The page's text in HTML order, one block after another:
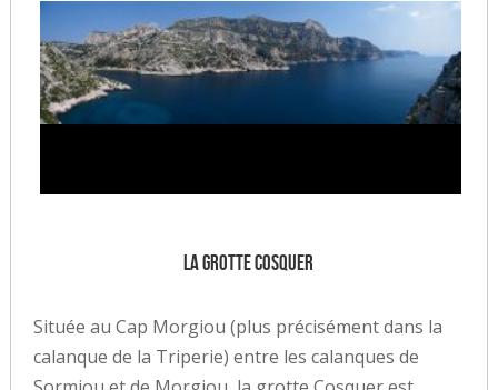
La grotte Cosquer
Située au Cap Morgiou (plus précisément dans la
calanque de la Triperie) entre les calanques de